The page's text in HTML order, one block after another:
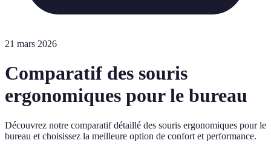
21 mars 2026
Comparatif des souris
ergonomiques pour le bureau
Découvrez notre comparatif détaillé des souris ergonomiques pour le
bureau et choisissez la meilleure option de confort et performance.